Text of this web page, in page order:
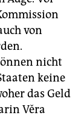
von
nicht
keine
das Geld
Věra